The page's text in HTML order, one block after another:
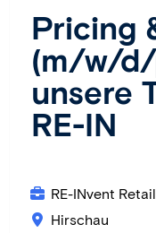
Pricing
(m/w/
unsere
RE-IN
RE-INvent
Hirschau